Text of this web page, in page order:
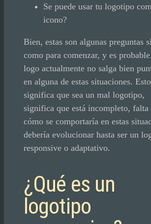
Se puede usar tu logotipo
icono?
Bien, estas son algunas preguntas
como para comenzar, y es
logo actualmente no salga bien
en alguna de estas situaciones.
significa que sea un mal logotipo,
significa que está incompleto, falta
cómo se comportaría en estas
debería evolucionar hasta ser un
responsive o adaptativo.
¿Qué es un
logotipo